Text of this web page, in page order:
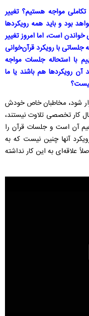
تکاملی مواجه هستیم؟ تغییر
بود و باید همه رویکردها
است، اما امروز تغییر
با رویکرد قرآن‌خوانی
با استحاله جلسات مواجه
رویکردها هم باشند یا ما
شود، مخاطبان خاص خودش
کار تخصصی تلاوت نیستند،
آن است و جلسات قرآن را
آنها چنین نیست که به
علاقه‌ای به این کار نداشته